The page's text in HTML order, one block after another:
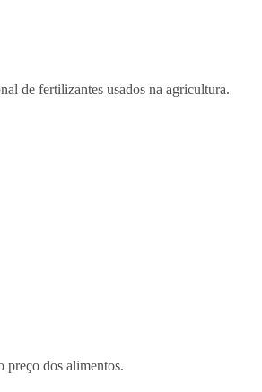
de fertilizantes usados na agricultura.
preço dos alimentos.